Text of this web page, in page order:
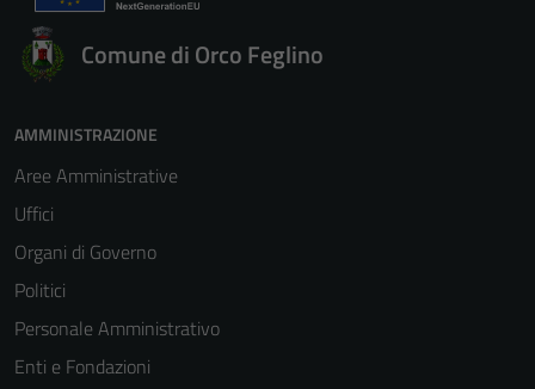
Comune di Orco Feglino
AMMINISTRAZIONE
Aree Amministrative
Uffici
Organi di Governo
Politici
Personale Amministrativo
Enti e Fondazioni